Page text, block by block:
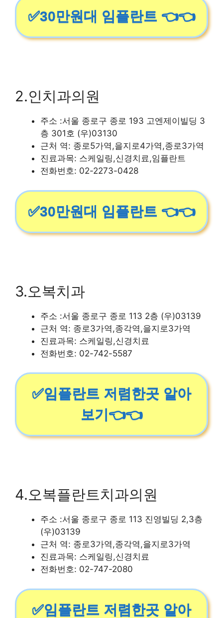
✅30만원대 임플란트 👈👈
2.인치과의원
주소 :서울 종로구 종로 193 고엔제이빌딩 3
층 301호 (우)03130
근처 역: 종로5가역,을지로4가역,종로3가역
진료과목: 스케일링,신경치료,임플란트
전화번호: 02-2273-0428
✅30만원대 임플란트 👈👈
3.오복치과
주소 :서울 종로구 종로 113 2층 (우)03139
근처 역: 종로3가역,종각역,을지로3가역
진료과목: 스케일링,신경치료
전화번호: 02-742-5587
✅임플란트 저렴한곳 알아
보기👈👈
4.오복플란트치과의원
주소 :서울 종로구 종로 113 진영빌딩 2,3층
(우)03139
근처 역: 종로3가역,종각역,을지로3가역
진료과목: 스케일링,신경치료
전화번호: 02-747-2080
✅임플란트 저렴한곳 알아